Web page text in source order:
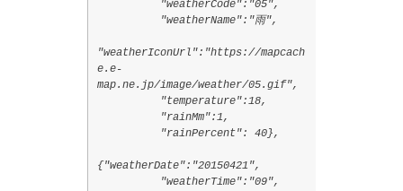
"weatherCode":"05",
"weatherName":"雨",
"weatherIconUrl":"https://mapcach
e.e-
map.ne.jp/image/weather/05.gif",
"temperature":18,
"rainMm":1,
"rainPercent": 40},
{"weatherDate":"20150421",
"weatherTime":"09",